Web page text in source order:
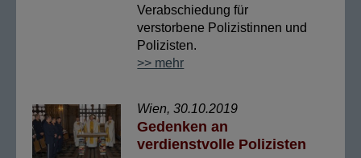
Verabschiedung für
verstorbene Polizistinnen und
Polizisten.
>> mehr
Wien, 30.10.2019
Gedenken an
verdienstvolle Polizisten